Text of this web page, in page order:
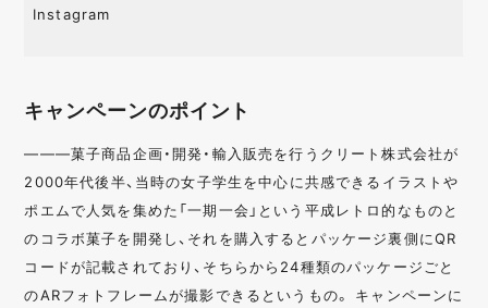
Instagram
キャンペーンのポイント
———菓子商品企画・開発・輸入販売を行うクリート株式会社が
2000年代後半、当時の女子学生を中心に共感できるイラストや
ポエムで人気を集めた「一期一会」という平成レトロ的なものと
のコラボ菓子を開発し、それを購入するとパッケージ裏側にQR
コードが記載されており、そちらから24種類のパッケージごと
のARフォトフレームが撮影できるというもの。 キャンペーンに